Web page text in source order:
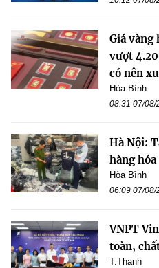
Giá vàng
vượt
có nên
Hòa Bình
08:31 07/08/
Hà Nội:
hàng
Hòa Bình
06:09 07/08/
VNPT
toàn,
T.Thanh